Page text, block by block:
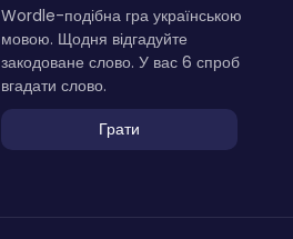
Wordle-подібна гра українською
мовою. Щодня відгадуйте
закодоване слово. У вас 6 спроб
вгадати слово.
Грати